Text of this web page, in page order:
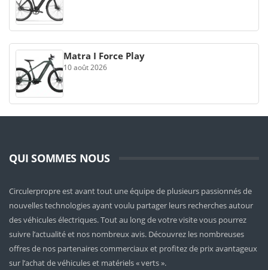
Matra I Force Play
10 août 2026
QUI SOMMES NOUS
Circulerpropre est avant tout une équipe de plusieurs passionnés de
nouvelles technologies ayant voulu partager leurs recherches autour
des véhicules électriques. Tout au long de votre visite vous pourrez
suivre l’actualité et nos nombreux avis. Découvrez les nombreuses
offres de nos partenaires commerciaux et profitez de prix avantageux
sur l’achat de véhicules et matériels « verts ».